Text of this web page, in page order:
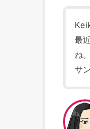
最
ね。
サ